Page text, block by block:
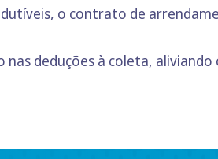
o contrato de
deduções à coleta, aliviando